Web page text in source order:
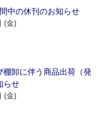
中の休刊のお知らせ
(金)
棚卸に伴う商品出荷（発
らせ
(金)